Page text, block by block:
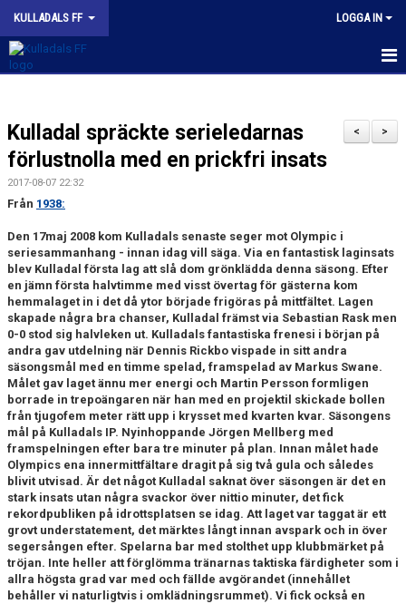
KULLADALS FF LOGGA IN
OM KLUBBEN
NYHETER
KONTAKT
INFORMATION MED POLICY
DOKUMENT
BILDGALLERI
MATCHER
INBETALNING
PROFILKLÄDER
KFF FACEBOOK
KFF INSTAGRAM
MEDLEM INTRESSEANMÄLAN
>
<
Kulladal spräckte serieledarnas
förlustnolla med en prickfri insats
2017-08-07 22:32
Från 1938:
Den 17maj 2008 kom Kulladals senaste seger mot Olympic i
seriesammanhang - innan idag vill säga. Via en fantastisk laginsats
blev Kulladal första lag att slå dom grönklädda denna säsong. Efter
en jämn första halvtimme med visst övertag för gästerna kom
hemmalaget in i det då ytor började frigöras på mittfältet. Lagen
skapade några bra chanser, Kulladal främst via Sebastian Rask men
0-0 stod sig halvleken ut. Kulladals fantastiska frenesi i början på
andra gav utdelning när Dennis Rickbo vispade in sitt andra
säsongsmål med en timme spelad, framspelad av Markus Swane.
Målet gav laget ännu mer energi och Martin Persson formligen
borrade in trepoängaren när han med en projektil skickade bollen
från tjugofem meter rätt upp i krysset med kvarten kvar. Säsongens
mål på Kulladals IP. Nyinhoppande Jörgen Mellberg med
framspelningen efter bara tre minuter på plan. Innan målet hade
Olympics ena innermittfältare dragit på sig två gula och således
blivit utvisad. Är det något Kulladal saknat över säsongen är det en
stark insats utan några svackor över nittio minuter, det fick
rekordpubliken på idrottsplatsen se idag. Att laget var taggat är ett
grovt understatement, det märktes långt innan avspark och in över
segersången efter. Spelarna bar med stolthet upp klubbmärket på
tröjan. Inte heller att förglömma tränarnas taktiska färdigheter som i
allra högsta grad var med och fällde avgörandet (innehållet
behåller vi naturligtvis i omklädningsrummet). Vi fick också en